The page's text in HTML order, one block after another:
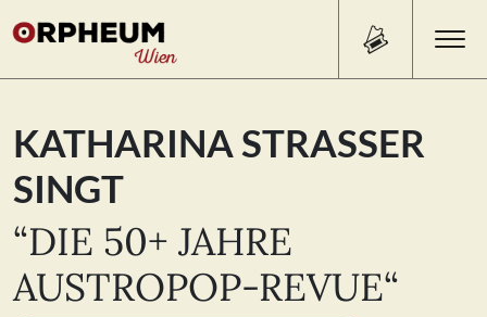
Search
for:
Search Button
PROGRAMM/TICKETS
BEISL
KATHARINA STRASSER S
INGT
“DIE 50+ JAHRE
AUSTROPOP-REVUE“